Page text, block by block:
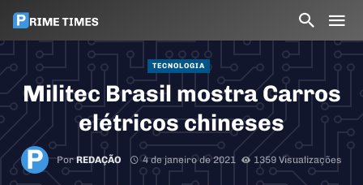
TECNOLOGIA
Militec Brasil mostra Carros
elétricos chineses
PorREDAÇÃO 4 de janeiro de 2021 1359 Visualizações